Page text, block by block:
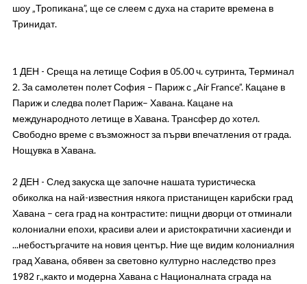
шоу „Тропикана”, ще се слеем с духа на старите времена в
Тринидат.
1 ДЕН - Среща на летище София в 05.00 ч. сутринта, Терминал
2. За самолетен полет София – Париж с „Air France”. Кацане в
Париж и следва полет Париж– Хавана. Кацане на
международното летище в Хавана. Трансфер до хотел.
Свободно време с възможност за първи впечатления от града.
Нощувка в Хавана.
2 ДЕН - След закуска ще започне нашата туристическа
обиколка на най-известния някога пристанищен карибски град
Хавана – сега град на контрастите: пищни дворци от отминали
колониални епохи, красиви алеи и аристократични хасиенди и
...небостъргачите на новия център. Ние ще видим колониалния
град Хавана, обявен за световно културно наследство през
1982 г.,както и модерна Хавана с Националната сграда на